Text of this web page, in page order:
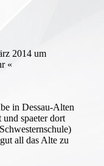
2014 um
«
in Dessau-Alten
und spaeter dort
all das Alte zu